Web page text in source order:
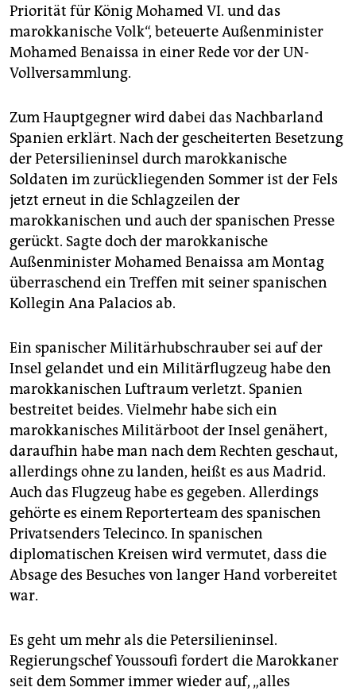
shop
fragen & hilfe
unterstützen
abo
genossenschaft
epaper login
Priorität für König Mohamed VI. und das
marokkanische Volk“, beteuerte Außenminister
Mohamed Benaissa in einer Rede vor der UN-
Vollversammlung.
Zum Hauptgegner wird dabei das Nachbarland
Spanien erklärt. Nach der gescheiterten Besetzung
der Petersilieninsel durch marokkanische
Soldaten im zurückliegenden Sommer ist der Fels
jetzt erneut in die Schlagzeilen der
marokkanischen und auch der spanischen Presse
gerückt. Sagte doch der marokkanische
Außenminister Mohamed Benaissa am Montag
überraschend ein Treffen mit seiner spanischen
Kollegin Ana Palacios ab.
Ein spanischer Militärhubschrauber sei auf der
Insel gelandet und ein Militärflugzeug habe den
marokkanischen Luftraum verletzt. Spanien
bestreitet beides. Vielmehr habe sich ein
marokkanisches Militärboot der Insel genähert,
daraufhin habe man nach dem Rechten geschaut,
allerdings ohne zu landen, heißt es aus Madrid.
Auch das Flugzeug habe es gegeben. Allerdings
gehörte es einem Reporterteam des spanischen
Privatsenders Telecinco. In spanischen
diplomatischen Kreisen wird vermutet, dass die
Absage des Besuches von langer Hand vorbereitet
war.
Es geht um mehr als die Petersilieninsel.
Regierungschef Youssoufi fordert die Marokkaner
seit dem Sommer immer wieder auf, „alles